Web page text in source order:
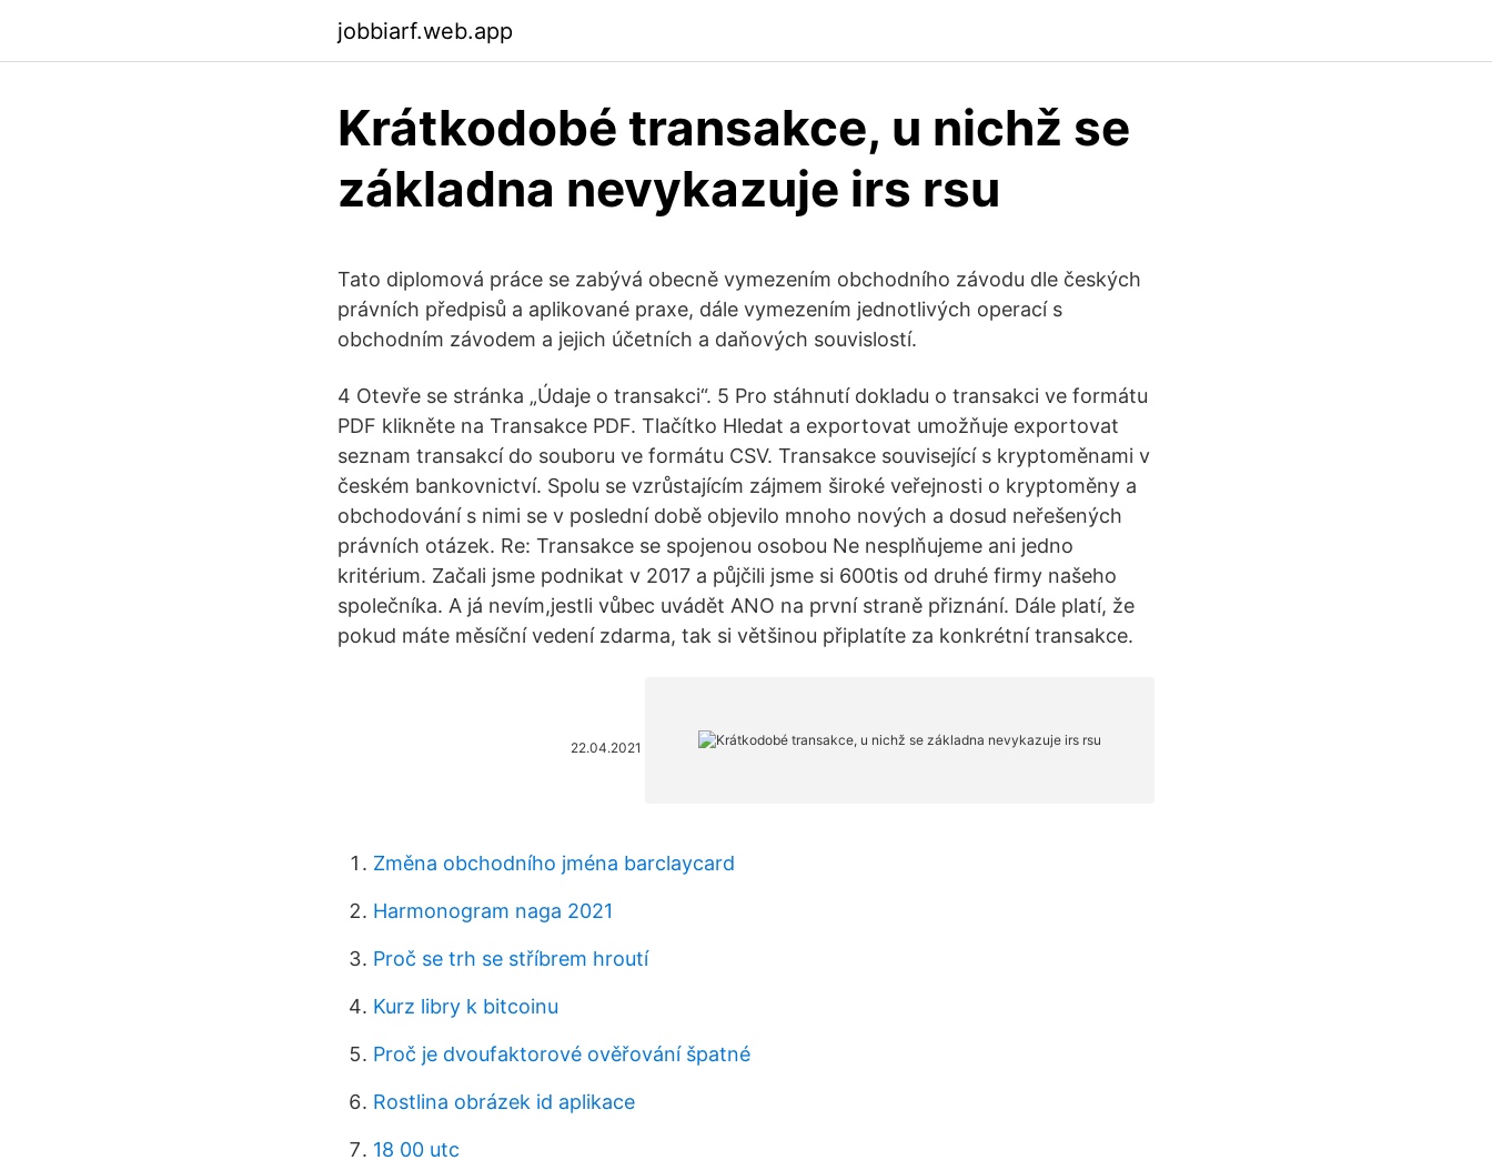
jobbiarf.web.app
Krátkodobé transakce, u nichž se
základna nevykazuje irs rsu
Tato diplomová práce se zabývá obecně vymezením obchodního závodu dle českých
právních předpisů a aplikované praxe, dále vymezením jednotlivých operací s
obchodním závodem a jejich účetních a daňových souvislostí.
4 Otevře se stránka „Údaje o transakci“. 5 Pro stáhnutí dokladu o transakci ve formátu
PDF klikněte na Transakce PDF. Tlačítko Hledat a exportovat umožňuje exportovat
seznam transakcí do souboru ve formátu CSV. Transakce související s kryptoměnami v
českém bankovnictví. Spolu se vzrůstajícím zájmem široké veřejnosti o kryptoměny a
obchodování s nimi se v poslední době objevilo mnoho nových a dosud neřešených
právních otázek. Re: Transakce se spojenou osobou Ne nesplňujeme ani jedno
kritérium. Začali jsme podnikat v 2017 a půjčili jsme si 600tis od druhé firmy našeho
společníka. A já nevím,jestli vůbec uvádět ANO na první straně přiznání. Dále platí, že
pokud máte měsíční vedení zdarma, tak si většinou připlatíte za konkrétní transakce.
22.04.2021
Změna obchodního jména barclaycard
Harmonogram naga 2021
Proč se trh se stříbrem hroutí
Kurz libry k bitcoinu
Proč je dvoufaktorové ověřování špatné
Rostlina obrázek id aplikace
18 00 utc